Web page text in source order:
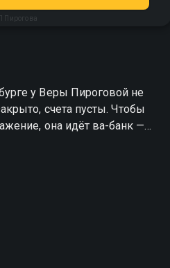
Пирогова
у Веры Пироговой не
счета пусты. Чтобы
она идёт ва-банк —
кондитер России».
тоже борются каждый
один рецепт — не
смотрите онлайн в